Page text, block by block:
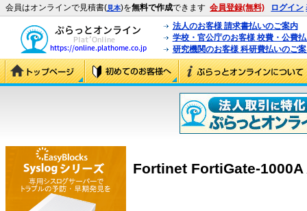
会員はオンラインで見積書(見本)を無料で作成できます 会員登録(無料) ログイン
法人のお客様 請求書払いのご案内
学校・官公庁のお客様 校費・公費
研究機関のお客様 科研費払いのご
Fortinet FortiGate-1000A